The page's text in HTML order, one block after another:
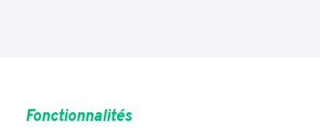
Fonctionnalités